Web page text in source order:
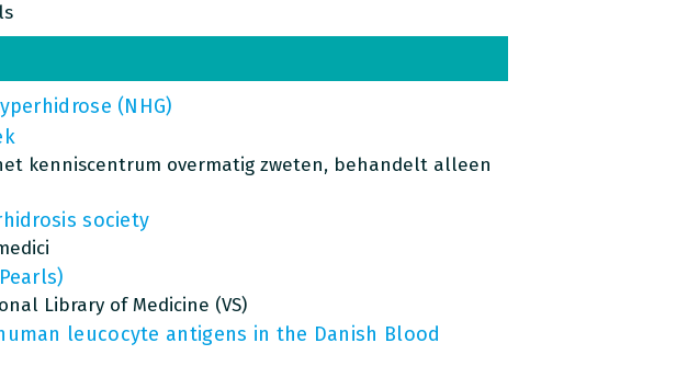
(NHG)
kenniscentrum overmatig zweten, behandelt alleen
society
Library of Medicine (VS)
leucocyte antigens in the Danish Blood